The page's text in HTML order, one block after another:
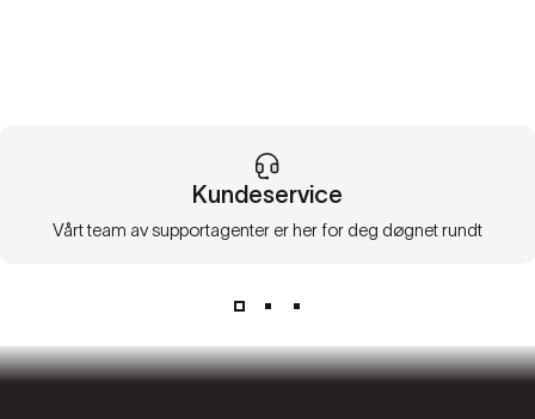
Kundeservice
Vårt team av supportagenter er her for deg døgnet rundt